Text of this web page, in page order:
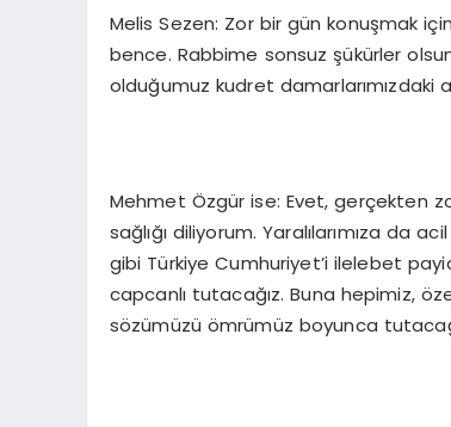
Melis Sezen: Zor bir gün konuşmak
bence. Rabbime sonsuz şükürler
olduğumuz kudret damarlarımızdaki
Mehmet Özgür ise: Evet, gerçekten
sağlığı diliyorum. Yaralılarımıza da
gibi Türkiye Cumhuriyet’i ilelebet
capcanlı tutacağız. Buna hepimiz,
sözümüzü ömrümüz boyunca